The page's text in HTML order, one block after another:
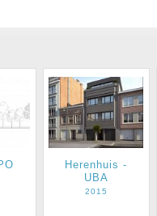
Herenhuis -
UBA
2015